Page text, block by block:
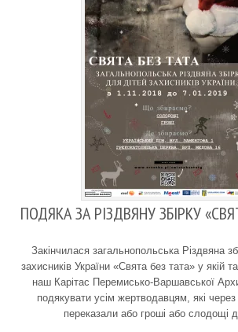
ПОДЯКА ЗА РІЗДВЯНУ ЗБІРКУ
Закінчилася загальнопольська Різдвяна
захисників України «Свята без тата» у якій
наш Карітас Перемисько-Варшавської
подякувати усім жертводавцям, які через
переказали або гроші або слодощі